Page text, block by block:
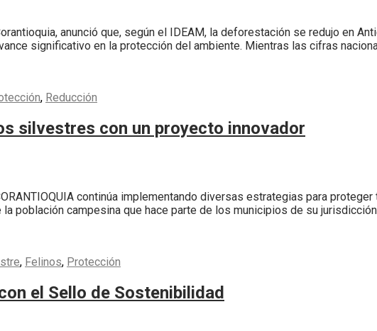
anunció que, según el IDEAM, la deforestación se redujo en
significativo en la protección del ambiente. Mientras las cifras
, Reducción
silvestres con un proyecto innovador
continúa implementando diversas estrategias para
población campesina que hace parte de los municipios de su
, Felinos, Protección
el Sello de Sostenibilidad